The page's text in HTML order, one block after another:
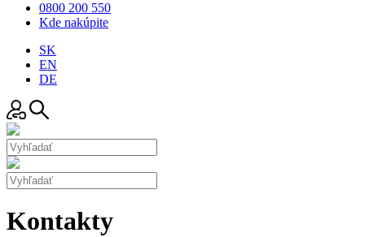
0800 200 550
Kde nakúpite
SK
EN
DE
Kontakty